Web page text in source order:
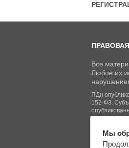
Все
Любое их
ПДн
152-ФЗ.
©
Мы